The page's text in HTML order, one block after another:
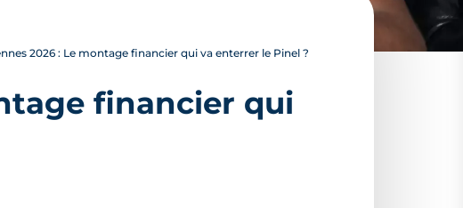
2026 : Le montage financier qui va enterrer le Pinel ?
financier qui